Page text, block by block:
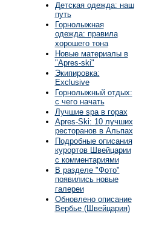
Детская одежда: наш
путь
Горнолыжная
одежда: правила
хорошего тона
Новые материалы в
"Apres-ski"
Экипировка:
Exclusive
Горнолыжный отдых:
с чего начать
Лучшие spa в горах
Apres-Ski: 10 лучших
ресторанов в Альпах
Подробные описания
курортов Швейцарии
с комментариями
В разделе "Фото"
появились новые
галереи
Обновлено описание
Вербье (Швейцария)